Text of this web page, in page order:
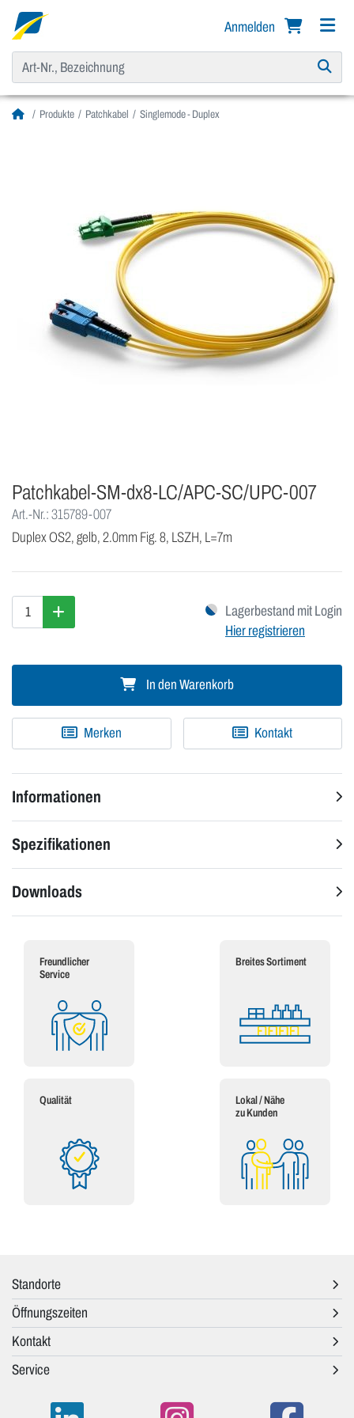
Anmelden
Produkte Patchkabel Singlemode - Duplex
Patchkabel-SM-dx8-LC/APC-SC/UPC-007
Art.-Nr.: 315789-007
Duplex OS2, gelb, 2.0mm Fig. 8, LSZH, L=7m
Lagerbestand mit Login
Hier registrieren
In den Warenkorb
Merken Kontakt
Informationen
Spezifikationen
Downloads
Freundlicher
Service
Breites Sortiment
Qualität
Lokal / Nähe
zu Kunden
Standorte
Öffnungszeiten
Kontakt
Service